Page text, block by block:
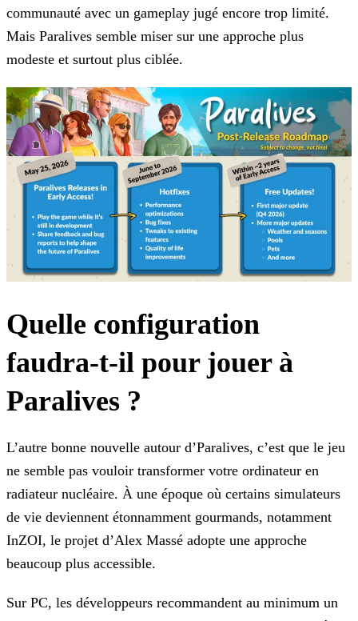
communauté avec un gameplay jugé encore trop limité.
Mais Paralives semble miser sur une approche plus
modeste et surtout plus ciblée.
Quelle configuration
faudra-t-il pour jouer à
Paralives ?
L’autre bonne nouvelle autour d’Paralives, c’est que le jeu
ne semble pas vouloir transformer votre ordinateur en
radiateur nucléaire. À une époque où certains simulateurs
de vie deviennent étonnamment gourmands, notamment
InZOI, le projet d’Alex Massé adopte une approche
beaucoup plus accessible.
Sur PC, les développeurs recommandent au minimum un